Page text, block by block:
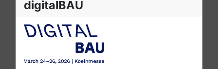
digitalBAU